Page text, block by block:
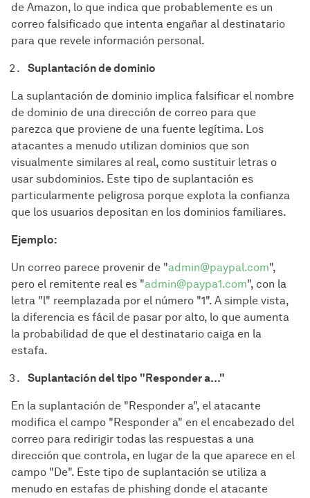
de Amazon, lo que indica que probablemente es un
correo falsificado que intenta engañar al destinatario
para que revele información personal.
Suplantación de dominio
La suplantación de dominio implica falsificar el nombre
de dominio de una dirección de correo para que
parezca que proviene de una fuente legítima. Los
atacantes a menudo utilizan dominios que son
visualmente similares al real, como sustituir letras o
usar subdominios. Este tipo de suplantación es
particularmente peligrosa porque explota la confianza
que los usuarios depositan en los dominios familiares.
Ejemplo:
Un correo parece provenir de "admin@paypal.com",
pero el remitente real es "admin@paypa1.com", con la
letra "l" reemplazada por el número "1". A simple vista,
la diferencia es fácil de pasar por alto, lo que aumenta
la probabilidad de que el destinatario caiga en la
estafa.
Suplantación del tipo "Responder a…"
En la suplantación de "Responder a", el atacante
modifica el campo "Responder a" en el encabezado del
correo para redirigir todas las respuestas a una
dirección que controla, en lugar de la que aparece en el
campo "De". Este tipo de suplantación se utiliza a
menudo en estafas de phishing donde el atacante